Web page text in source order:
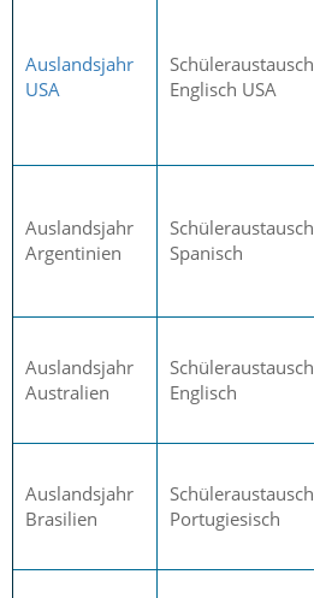
Auslandsjahr
USA
Schüleraustausch
Englisch USA
Auslandsjahr
Argentinien
Schüleraustausch
Spanisch
Auslandsjahr
Australien
Schüleraustausch
Englisch
Auslandsjahr
Brasilien
Schüleraustausch
Portugiesisch